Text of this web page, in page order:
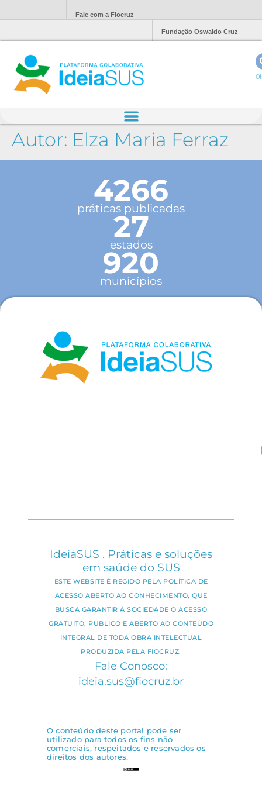
Fale com a Fiocruz
Fundação Oswaldo Cruz
Autor: Elza Maria Ferraz
4266
práticas publicadas
27
estados
920
municípios
IdeiaSUS . Práticas e soluções
em saúde do SUS
ESTE WEBSITE É REGIDO PELA POLÍTICA DE
ACESSO ABERTO AO CONHECIMENTO, QUE
BUSCA GARANTIR À SOCIEDADE O ACESSO
GRATUITO, PÚBLICO E ABERTO AO CONTEÚDO
INTEGRAL DE TODA OBRA INTELECTUAL
PRODUZIDA PELA FIOCRUZ.
Fale Conosco:
ideia.sus@fiocruz.br
O conteúdo deste portal pode ser
utilizado para todos os fins não
comerciais, respeitados e reservados os
direitos dos autores.